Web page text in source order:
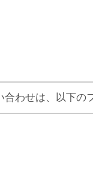
合わせは、以下の